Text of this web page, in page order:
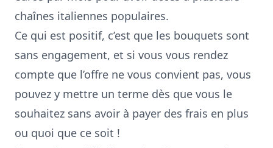
chaînes italiennes populaires.
Ce qui est positif, c’est que les bouquets sont
sans engagement, et si vous vous rendez
compte que l’offre ne vous convient pas, vous
pouvez y mettre un terme dès que vous le
souhaitez sans avoir à payer des frais en plus
ou quoi que ce soit !